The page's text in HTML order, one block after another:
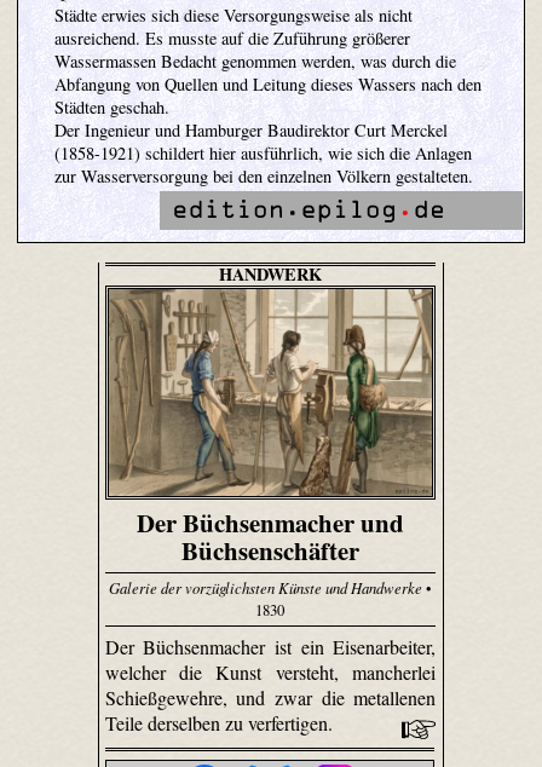
Städte erwies sich diese Versorgungsweise als nicht
ausreichend. Es musste auf die Zuführung größerer
Wassermassen Bedacht genommen werden, was durch die
Abfangung von Quellen und Leitung dieses Wassers nach den
Städten geschah.
Der Ingenieur und Hamburger Baudirektor Curt Merckel
(1858-1921) schildert hier ausführlich, wie sich die Anlagen
zur Wasserversorgung bei den einzelnen Völkern gestalteten.
HANDWERK
Der Büchsenmacher und
Büchsenschäfter
Galerie der vorzüglichsten Künste und Handwerke•
1830
Der Büchsenmacher ist ein Eisenarbeiter,
welcher die Kunst versteht, mancherlei
Schießgewehre, und zwar die metallenen
Teile derselben zu verfertigen.